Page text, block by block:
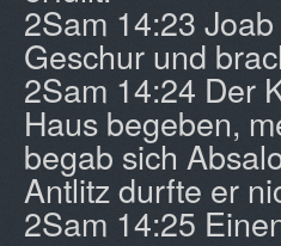
2Sam 14:23
Geschur und
2Sam 14:24 Der
Haus begeben,
begab sich
Antlitz durfte er
2Sam 14:25